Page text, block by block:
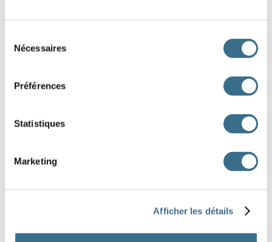
Nécessaires
Préférences
Statistiques
Marketing
Afficher les détails
ils
passer - Indicatif Présent